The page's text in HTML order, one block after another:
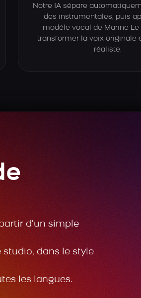
Notre IA sépare
des instrumentales, puis
modèle vocal de Marine Le
transformer la voix originale
réaliste.
d’un simple
studio, dans le style
les langues.